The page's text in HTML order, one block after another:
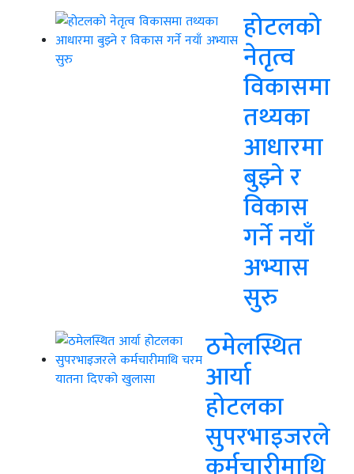
होटलको
नेतृत्व
विकासमा
तथ्यका
आधारमा
बुझ्ने र
विकास
गर्ने नयाँ
अभ्यास
सुरु
ठमेलस्थित
आर्या
होटलका
सुपरभाइजरले
कर्मचारीमाथि